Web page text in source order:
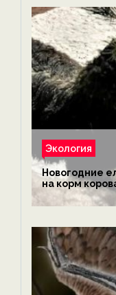
Экология
Новогодние
на корм
обезьянам,
экологии на